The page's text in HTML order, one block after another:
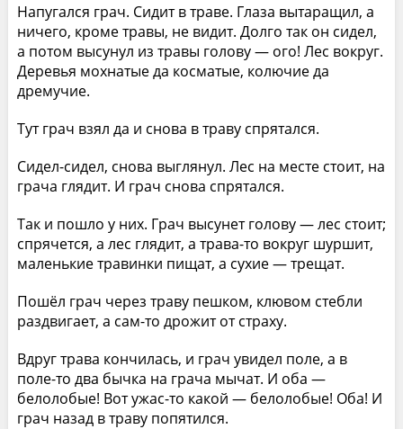
Напугался грач. Сидит в траве. Глаза вытаращил, а
ничего, кроме травы, не видит. Долго так он сидел,
а потом высунул из травы голову — ого! Лес вокруг.
Деревья мохнатые да косматые, колючие да
дремучие.
Тут грач взял да и снова в траву спрятался.
Сидел-сидел, снова выглянул. Лес на месте стоит, на
грача глядит. И грач снова спрятался.
Так и пошло у них. Грач высунет голову — лес стоит;
спрячется, а лес глядит, а трава-то вокруг шуршит,
маленькие травинки пищат, а сухие — трещат.
Пошёл грач через траву пешком, клювом стебли
раздвигает, а сам-то дрожит от страху.
Вдруг трава кончилась, и грач увидел поле, а в
поле-то два бычка на грача мычат. И оба —
белолобые! Вот ужас-то какой — белолобые! Оба! И
грач назад в траву попятился.